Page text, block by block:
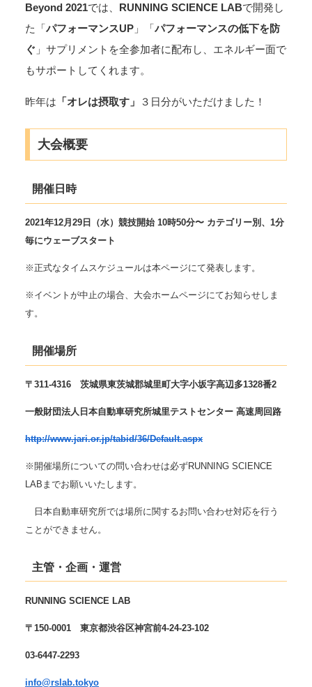
Beyond 2021では、 RUNNING SCIENCE LABで開発し
た「パフォーマンスUP 」「パフォーマンスの低下を防
ぐ 」サプリメントを全参加者に配布し、エネルギー面で
もサポートしてくれます。
昨年は 「オレは摂取す」 ３日分がいただけました！
大会概要
開催日時
2021年12月29日（水）競技開始 10時50分〜 カテゴリー別、1分
毎にウェーブスタート
※正式なタイムスケジュールは本ページにて発表します。
※イベントが中止の場合、大会ホームページにてお知らせしま
す。
開催場所
〒311-4316 茨城県東茨城郡城里町大字小坂字高辺多1328番2
一般財団法人日本自動車研究所城里テストセンター 高速周回路
http://www.jari.or.jp/tabid/36/Default.aspx
※開催場所についての問い合わせは必ずRUNNING SCIENCE
LABまでお願いいたします。
日本自動車研究所では場所に関するお問い合わせ対応を行う
ことができません。
主管・企画・運営
RUNNING SCIENCE LAB
〒150-0001 東京都渋谷区神宮前4-24-23-102
03-6447-2293
info@rslab.tokyo